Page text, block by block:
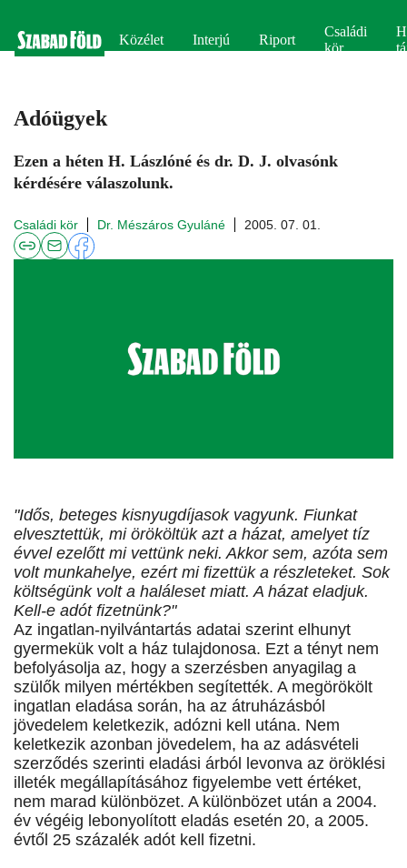
Közélet Interjú Riport
Családi
kör
Adóügyek
Ezen a héten H. Lászlóné és dr. D. J. olvasónk
kérdésére válaszolunk.
Családi kör Dr. Mészáros Gyuláné 2005. 07. 01.
"Idős, beteges kisnyugdíjasok vagyunk. Fiunkat
elvesztettük, mi örököltük azt a házat, amelyet tíz
évvel ezelőtt mi vettünk neki. Akkor sem, azóta sem
volt munkahelye, ezért mi fizettük a részleteket. Sok
költségünk volt a haláleset miatt. A házat eladjuk.
Kell-e adót fizetnünk?"
Az ingatlan-nyilvántartás adatai szerint elhunyt
gyermekük volt a ház tulajdonosa. Ezt a tényt nem
befolyásolja az, hogy a szerzésben anyagilag a
szülők milyen mértékben segítették. A megörökölt
ingatlan eladása során, ha az átruházásból
jövedelem keletkezik, adózni kell utána. Nem
keletkezik azonban jövedelem, ha az adásvételi
szerződés szerinti eladási árból levonva az öröklési
illeték megállapításához figyelembe vett értéket,
nem marad különbözet. A különbözet után a 2004.
év végéig lebonyolított eladás esetén 20, a 2005.
évtől 25 százalék adót kell fizetni.